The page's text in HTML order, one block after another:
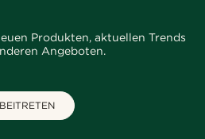
Produkten, aktuellen Trends
Angeboten.
BEITRETEN